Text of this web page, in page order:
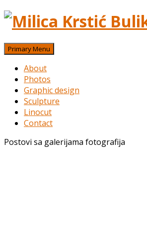
Skip
Primary Menu
About
Photos
Graphic design
Sculpture
Linocut
Contact
Postovi sa galerijama fotografija